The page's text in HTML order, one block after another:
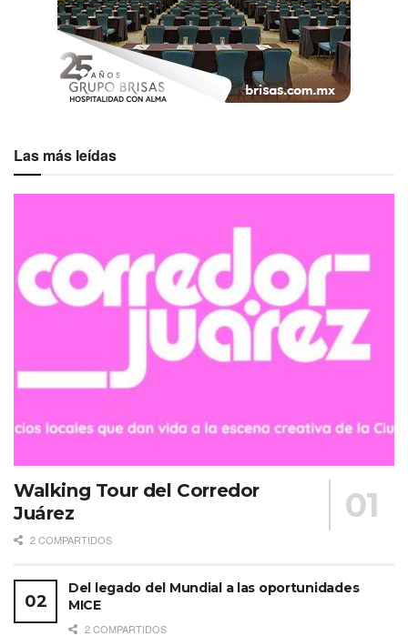
Las más leídas
Walking Tour del Corredor
Juárez
2 COMPARTIDOS
Del legado del Mundial a las oportunidades
MICE
2 COMPARTIDOS